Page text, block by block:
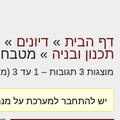
דף הבית » דיונים »
תכנון ובניה » מטבח
מוצגות 3 תגובות – 1 עד 3 (מתוך 3 סה״כ)
יש להתחבר למערכת על